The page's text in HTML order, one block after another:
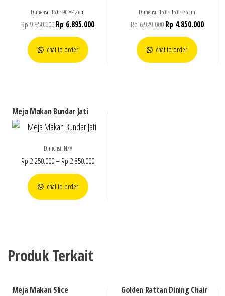
Dimensi: 160 × 90 × 42 cm
Rp9.850.000Rp 6.895.000
chat to order
Dimensi: 150 × 150 × 76 cm
Rp6.929.000 Rp 4.850.000
chat to order
Meja Makan Bundar Jati
Dimensi: N/A
Rp 2.250.000– Rp 2.850.000
chat to order
Produk Terkait
Meja Makan Slice Golden Rattan Dining Chair